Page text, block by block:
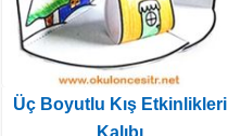
Üç Boyutlu Kış Etkinlikleri